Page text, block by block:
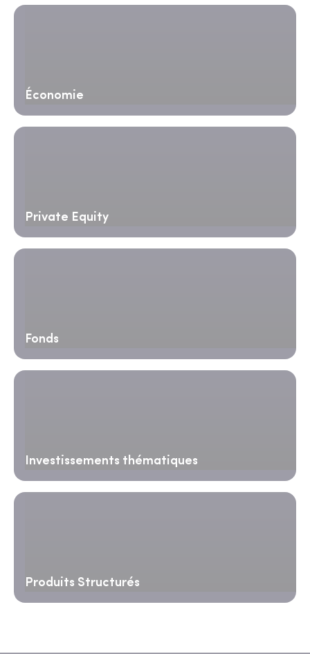
Économie
Private Equity
Fonds
Investissements thématiques
Produits Structurés